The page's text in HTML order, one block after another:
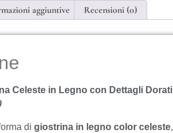
aggiuntive Recensioni (0)
Celeste in Legno con Dettagli Dorati
di giostrina in legno color celeste,